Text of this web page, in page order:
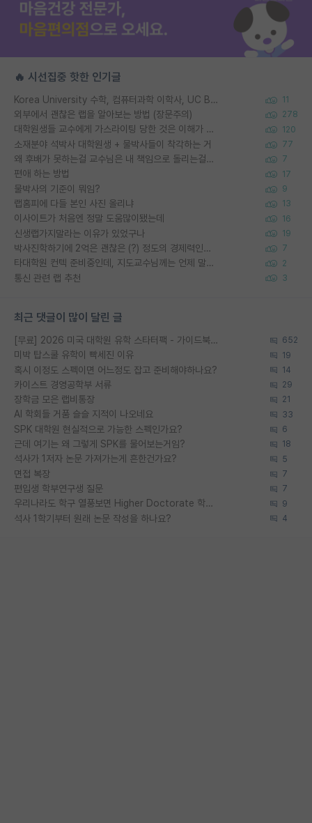
🔥 시선집중 핫한 인기글
Korea University 수학, 컴퓨터과학 이학사, UC Berkeley 산업공학 대학원 공학박사가 되는 것은 쉽지 않겠죠? 11
외부에서 괜찮은 랩을 알아보는 방법 (장문주의) 278
대학원생들 교수에게 가스라이팅 당한 것은 이해가 갑니다. 안타깝네요. 120
소재분야 석박사 대학원생 + 물박사들이 착각하는 거 77
왜 후배가 못하는걸 교수님은 내 책임으로 돌리는걸까요? 7
편애 하는 방법 17
물박사의 기준이 뭐임? 9
랩홈피에 다들 본인 사진 올리냐 13
이사이트가 처음엔 정말 도움많이됐는데 16
신생랩가지말라는 이유가 있었구나 19
박사진학하기에 2억은 괜찮은 (?) 정도의 경제력인가요 7
타대학원 컨텍 준비중인데, 지도교수님께는 언제 말씀드려야 할까요? 2
통신 관련 랩 추천 3
최근 댓글이 많이 달린 글
[무료] 2026 미국 대학원 유학 스타터팩 - 가이드북 & 합격자 컨택메일 템플릿 652
미박 탑스쿨 유학이 빡세진 이유 19
혹시 이정도 스펙이면 어느정도 잡고 준비해야하나요? 14
카이스트 경영공학부 서류 29
장학금 모은 랩비통장 21
AI 학회들 거품 슬슬 지적이 나오네요 33
SPK 대학원 현실적으로 가능한 스펙인가요? 6
근데 여기는 왜 그렇게 SPK를 물어보는거임? 18
석사가 1저자 논문 가져가는게 흔한건가요? 5
면접 복장 7
편입생 학부연구생 질문 7
우리나라도 학구 열풍보면 Higher Doctorate 학위가 필요하다고 봅니다. 9
석사 1학기부터 원래 논문 작성을 하나요? 4